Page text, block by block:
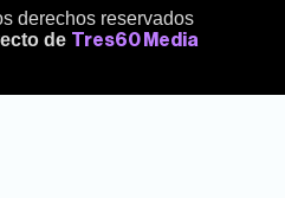
derechos reservados
de Tres60 Media